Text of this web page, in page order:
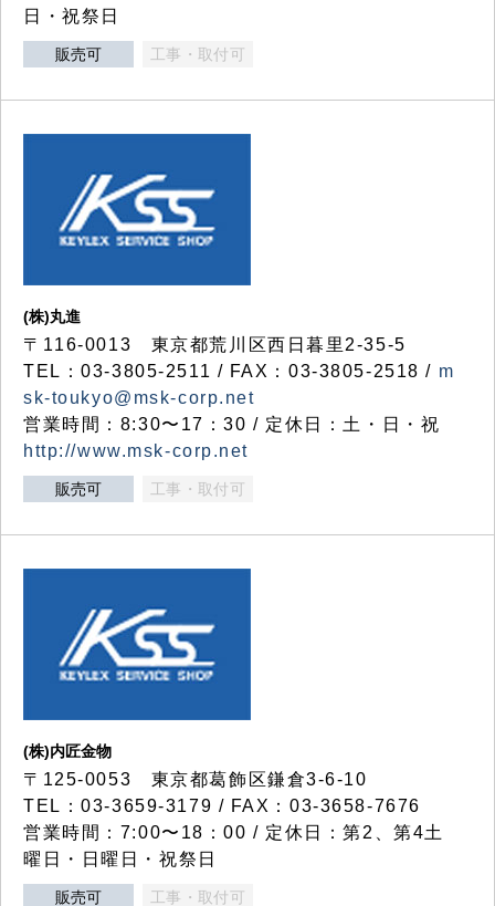
日・祝祭日
販売可 工事・取付可
(株)丸進
〒116-0013 東京都荒川区西日暮里2-35-5
TEL：03-3805-2511 / FAX：03-3805-2518 / m
sk-toukyo@msk-corp.net
営業時間：8:30〜17：30 / 定休日：土・日・祝
http://www.msk-corp.net
販売可 工事・取付可
(株)内匠金物
〒125-0053 東京都葛飾区鎌倉3-6-10
TEL：03-3659-3179 / FAX：03-3658-7676
営業時間：7:00〜18：00 / 定休日：第2、第4土
曜日・日曜日・祝祭日
販売可 工事・取付可